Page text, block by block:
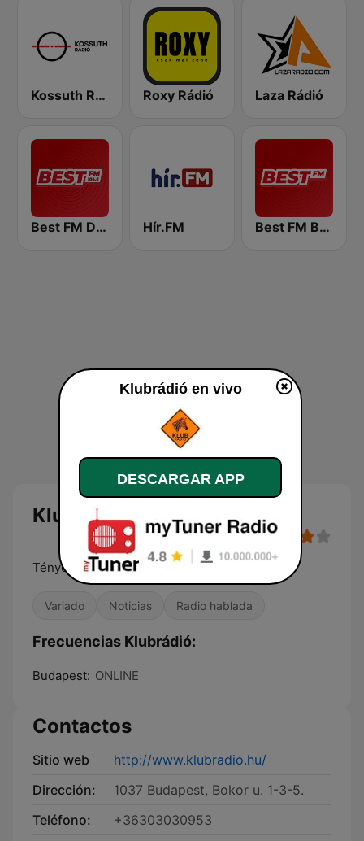
Kossuth Rádió Roxy Rádió Laza Rádió
Best FM Debrecen Hír.FM Best FM Budapest
Klubrádió
Tények, vélemények
Variado Noticias Radio hablada
Frecuencias Klubrádió:
Budapest: ONLINE
Contactos
Sitio web
http://www.klubradio.hu/
Dirección:
1037 Budapest, Bokor u. 1-3-5.
Teléfono:
+36303030953
Klubrádió en vivo
DESCARGAR APP